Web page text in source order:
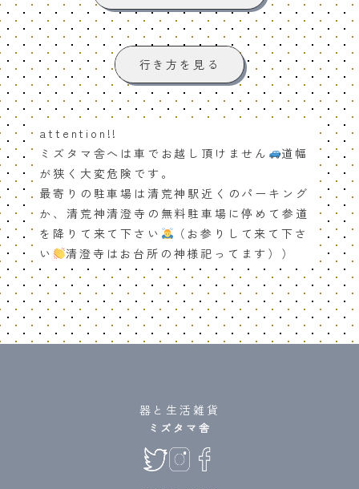
行き方を見る
attention!!
ミズタマ舎へは車でお越し頂けません
道幅
が狭く大変危険です。
最寄りの駐車場は清荒神駅近くのパーキング
か、清荒神清澄寺の無料駐車場に停めて参道
を降りて来て下さい
（お参りして来て下さ
い
清澄寺はお台所の神様祀ってます））
器と生活雑貨
ミズタマ舎